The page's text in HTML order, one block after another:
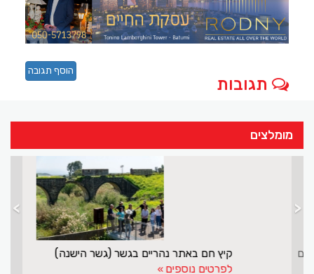
תגובות
הוסף תגובה
מומלצים
מנסור אשקר עושה שליחות חשובה לישראל ולדרוזים
לפרטים נוספים
> <